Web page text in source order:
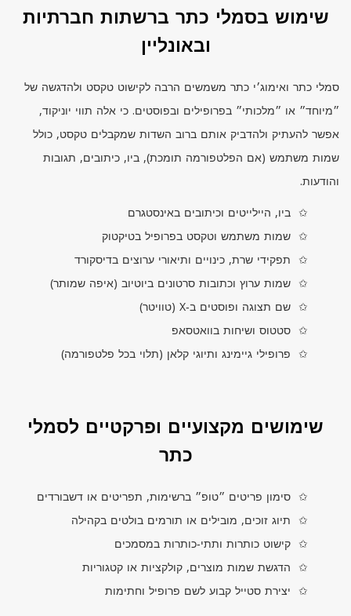
שימוש בסמלי כתר ברשתות חברתיות
ובאונליין
סמלי כתר ואימוג׳י כתר משמשים הרבה לקישוט טקסט ולהדגשה של
״מיוחד״ או ״מלכותי״ בפרופילים ובפוסטים. כי אלה תווי יוניקוד,
אפשר להעתיק ולהדביק אותם ברוב השדות שמקבלים טקסט, כולל
שמות משתמש (אם הפלטפורמה תומכת), ביו, כיתובים, תגובות
והודעות.
ביו, היילייטים וכיתובים באינסטגרם
שמות משתמש וטקסט בפרופיל בטיקטוק
תפקידי שרת, כינויים ותיאורי ערוצים בדיסקורד
שמות ערוץ וכתובות סרטונים ביוטיוב (איפה שמותר)
שם תצוגה ופוסטים ב‑X (טוויטר)
סטטוס ושיחות בוואטסאפ
פרופילי גיימינג ותיוגי קלאן (תלוי בכל פלטפורמה)
שימושים מקצועיים ופרקטיים לסמלי
כתר
סימון פריטים ״טופ״ ברשימות, תפריטים או דשבורדים
תיוג זוכים, מובילים או תורמים בולטים בקהילה
קישוט כותרות ותתי‑כותרות במסמכים
הדגשת שמות מוצרים, קולקציות או קטגוריות
יצירת סטייל קבוע לשם פרופיל וחתימות